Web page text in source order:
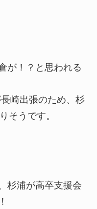
が！？と思われる
崎出張のため、杉
そうです。
杉浦が高卒支援会